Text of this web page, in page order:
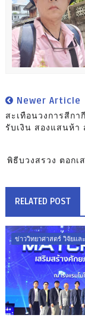
Newer Article
สะเทือนวงการสีกา
รับเงิน สองแสนห้า
พิธีบวงสรวง ตอกเ
RELATED POST
ข่าววิทยาศาสตร์ วิจัยแล